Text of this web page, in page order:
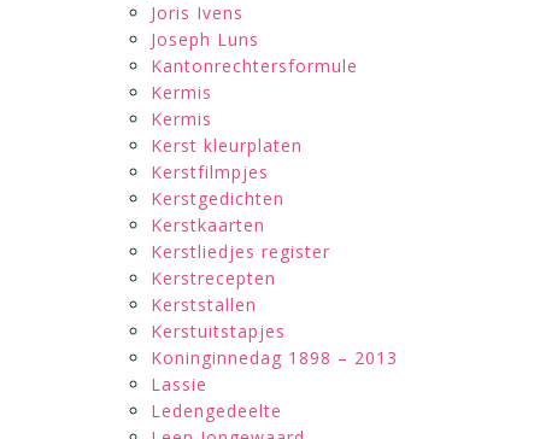
Joris Ivens
Joseph Luns
Kantonrechtersformule
Kermis
Kermis
Kerst kleurplaten
Kerstfilmpjes
Kerstgedichten
Kerstkaarten
Kerstliedjes register
Kerstrecepten
Kerststallen
Kerstuitstapjes
Koninginnedag 1898 – 2013
Lassie
Ledengedeelte